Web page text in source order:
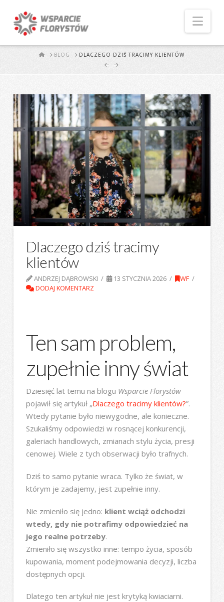
STARTBLOG DLACZEGO DZIŚ TRACIMY KLIENTÓW
Dlaczego dziś tracimy
klientów
ANDRZEJ DĄBROWSKI 13 STYCZNIA 2026
WF
DODAJ KOMENTARZ
Ten sam problem,
zupełnie inny świat
Dziesięć lat temu na blogu Wsparcie Florystów
pojawił się artykuł „Dlaczego tracimy klientów?”.
Wtedy pytanie było niewygodne, ale konieczne.
Szukaliśmy odpowiedzi w rosnącej konkurencji,
galeriach handlowych, zmianach stylu życia, presji
cenowej. Wiele z tych obserwacji było trafnych.
Dziś to samo pytanie wraca. Tylko że świat, w
którym je zadajemy, jest zupełnie inny.
Nie zmieniło się jedno: klient wciąż odchodzi
wtedy, gdy nie potrafimy odpowiedzieć na
jego realne potrzeby.
Zmieniło się wszystko inne: tempo życia, sposób
kupowania, moment podejmowania decyzji, liczba
dostępnych opcji.
Dlatego ten artykuł nie jest krytyką kwiaciarni.